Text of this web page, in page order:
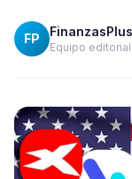
FP FinanzasPlus
Equipo